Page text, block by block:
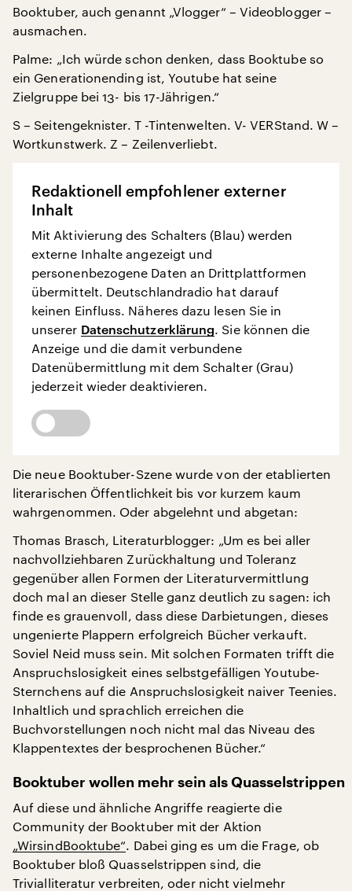
Booktuber, auch genannt „Vlogger“ – Videoblogger –
ausmachen.
Palme: „Ich würde schon denken, dass Booktube so
ein Generationending ist, Youtube hat seine
Zielgruppe bei 13- bis 17-Jährigen.“
S – Seitengeknister. T -Tintenwelten. V- VERStand. W –
Wortkunstwerk. Z – Zeilenverliebt.
Redaktionell empfohlener externer
Inhalt
Mit Aktivierung des Schalters (Blau) werden
externe Inhalte angezeigt und
personenbezogene Daten an Drittplattformen
übermittelt. Deutschlandradio hat darauf
keinen Einfluss. Näheres dazu lesen Sie in
unserer Datenschutzerklärung. Sie können die
Anzeige und die damit verbundene
Datenübermittlung mit dem Schalter (Grau)
jederzeit wieder deaktivieren.
Die neue Booktuber-Szene wurde von der etablierten
literarischen Öffentlichkeit bis vor kurzem kaum
wahrgenommen. Oder abgelehnt und abgetan:
Thomas Brasch, Literaturblogger: „Um es bei aller
nachvollziehbaren Zurückhaltung und Toleranz
gegenüber allen Formen der Literaturvermittlung
doch mal an dieser Stelle ganz deutlich zu sagen: ich
finde es grauenvoll, dass diese Darbietungen, dieses
ungenierte Plappern erfolgreich Bücher verkauft.
Soviel Neid muss sein. Mit solchen Formaten trifft die
Anspruchslosigkeit eines selbstgefälligen Youtube-
Sternchens auf die Anspruchslosigkeit naiver Teenies.
Inhaltlich und sprachlich erreichen die
Buchvorstellungen noch nicht mal das Niveau des
Klappentextes der besprochenen Bücher.“
Booktuber wollen mehr sein als Quasselstrippen
Auf diese und ähnliche Angriffe reagierte die
Community der Booktuber mit der Aktion
„WirsindBooktube“. Dabei ging es um die Frage, ob
Booktuber bloß Quasselstrippen sind, die
Trivialliteratur verbreiten, oder nicht vielmehr